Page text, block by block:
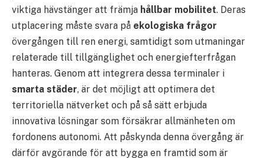
viktiga hävstänger att främja hållbar mobilitet. Deras
utplacering måste svara på ekologiska frågor
övergången till ren energi, samtidigt som utmaningar
relaterade till tillgänglighet och energiefterfrågan
hanteras. Genom att integrera dessa terminaler i
smarta städer, är det möjligt att optimera det
territoriella nätverket och på så sätt erbjuda
innovativa lösningar som försäkrar allmänheten om
fordonens autonomi. Att påskynda denna övergång är
därför avgörande för att bygga en framtid som är